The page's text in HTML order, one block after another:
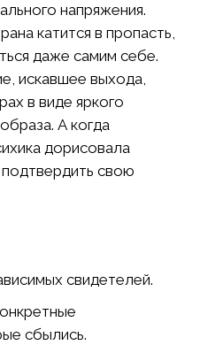
напряжения.
катится в пропасть,
даже самим себе.
искавшее выхода,
в виде яркого
А когда
дорисовала
свою
свидетелей.
сбылись.